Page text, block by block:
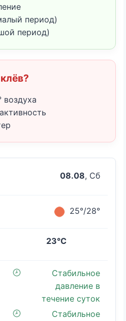
период)
период)
воздуха
08.08, Сб
25°/28°
23°C
Стабильное
давление в
течение суток
Стабильное